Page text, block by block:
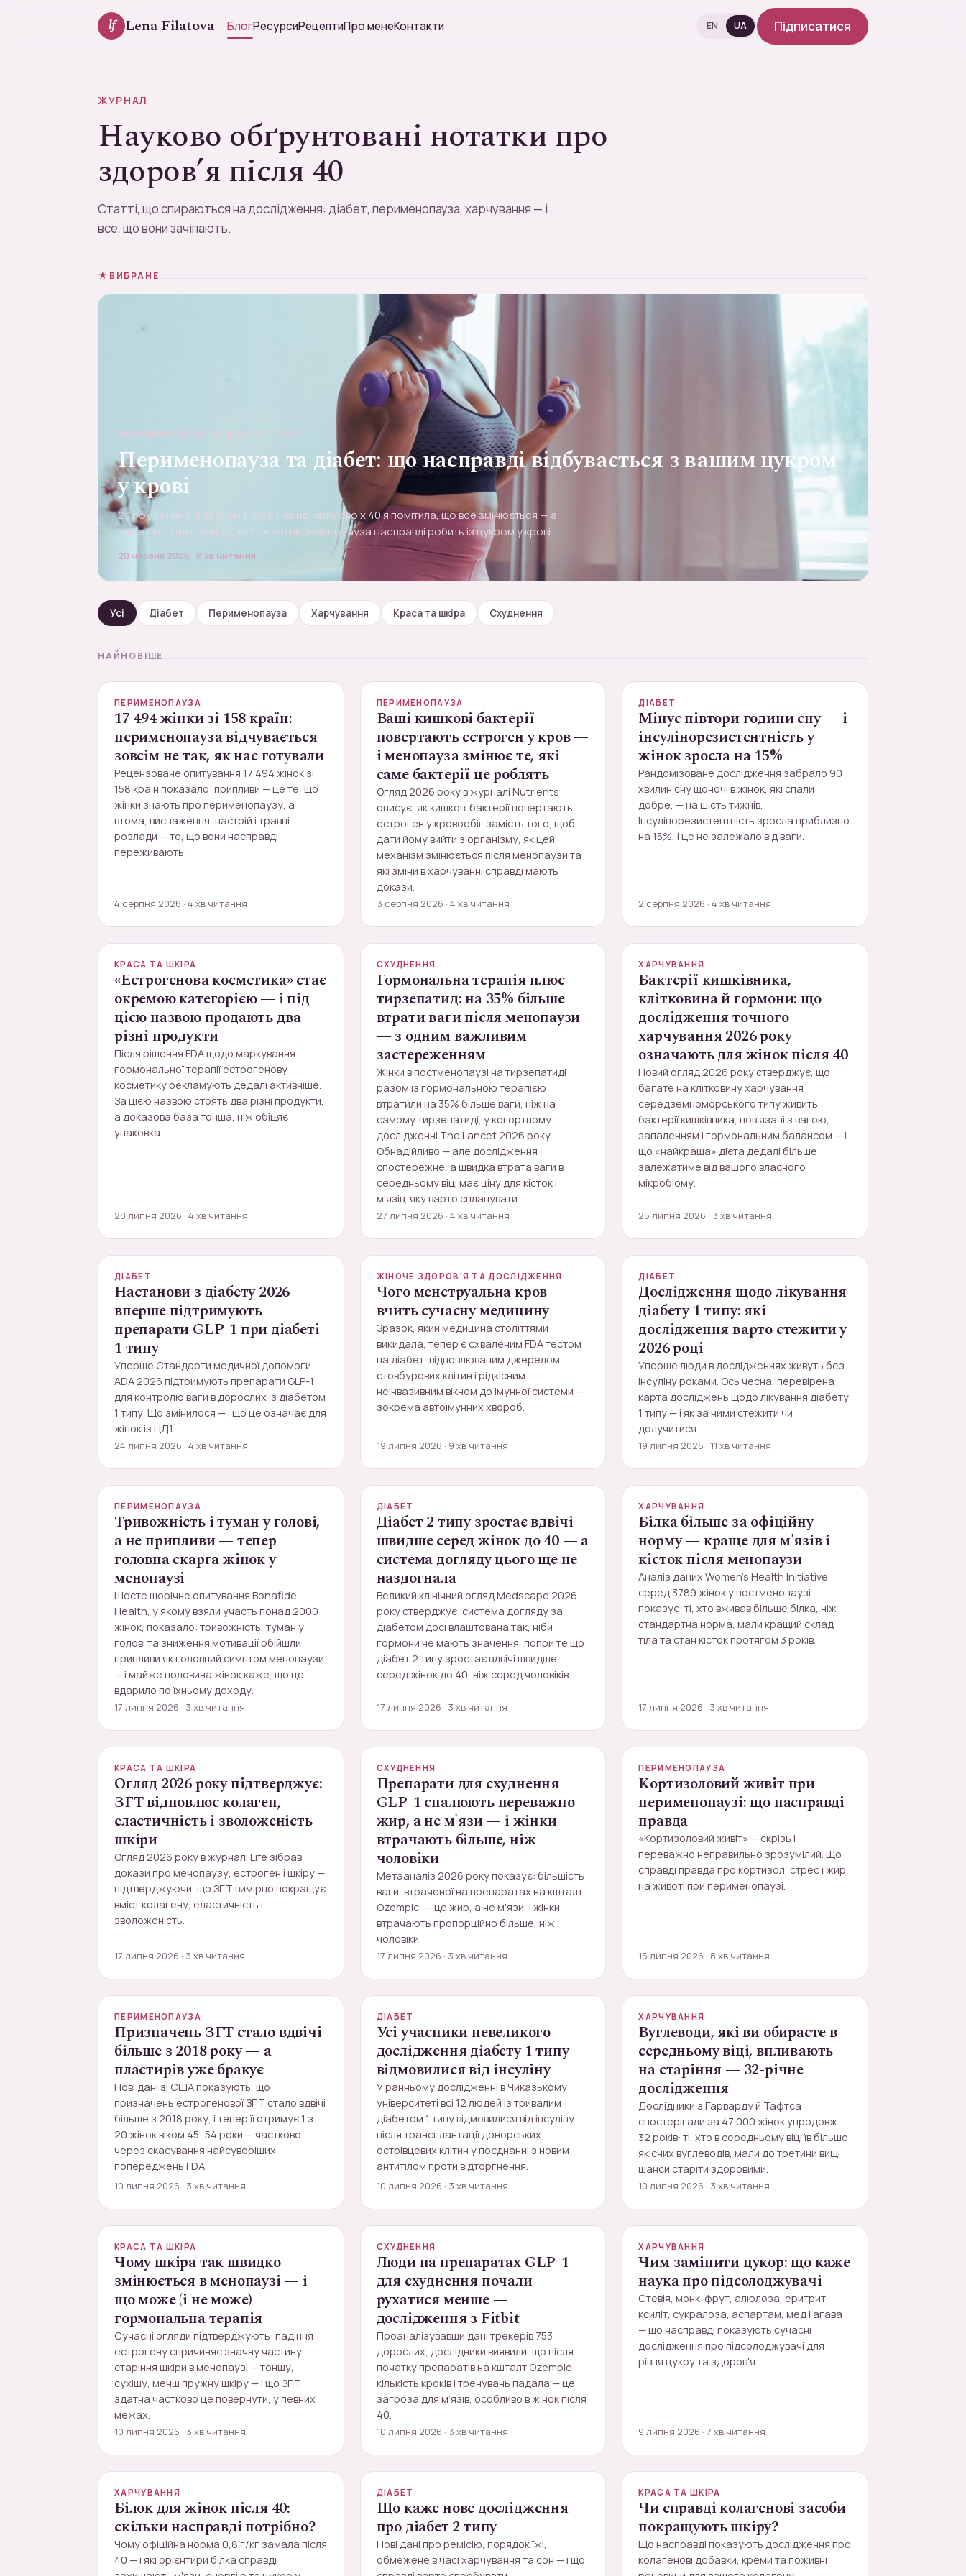
lf Lena Filatova БлогРесурсиРецептиПро менеКонтакти EN UA Підписатися
ЖУРНАЛ
Науково обґрунтовані нотатки про
здоров’я після 40
Статті, що спираються на дослідження: діабет, перименопауза, харчування — і
все, що вони зачіпають.
ВИБРАНЕ
ПЕРИМЕНОПАУЗА ТА ДІАБЕТ 1 ТИПУ
Перименопауза та діабет: що насправді відбувається з вашим цукром
у крові
23 роки живу з діабетом 1 типу, і на початку своїх 40 я помітила, що все змінюється — а
мене ніхто не попередив. Ось що перименопауза насправді робить із цукром у крові й
20 червня 2026 · 8 хв читання
Усі Діабет Перименопауза Харчування Краса та шкіра Схуднення
НАЙНОВІШЕ
ПЕРИМЕНОПАУЗА
17 494 жінки зі 158 країн:
перименопауза відчувається
зовсім не так, як нас готували
Рецензоване опитування 17 494 жінок зі
158 країн показало: припливи — це те, що
жінки знають про перименопаузу, а
втома, виснаження, настрій і травні
розлади — те, що вони насправді
переживають.
4 серпня 2026 · 4 хв читання
ПЕРИМЕНОПАУЗА
Ваші кишкові бактерії
повертають естроген у кров —
і менопауза змінює те, які
саме бактерії це роблять
Огляд 2026 року в журналі Nutrients
описує, як кишкові бактерії повертають
естроген у кровообіг замість того, щоб
дати йому вийти з організму, як цей
механізм змінюється після менопаузи та
які зміни в харчуванні справді мають
докази.
3 серпня 2026 · 4 хв читання
ДІАБЕТ
Мінус півтори години сну — і
інсулінорезистентність у
жінок зросла на 15%
Рандомізоване дослідження забрало 90
хвилин сну щоночі в жінок, які спали
добре, — на шість тижнів.
Інсулінорезистентність зросла приблизно
на 15%, і це не залежало від ваги.
2 серпня 2026 · 4 хв читання
КРАСА ТА ШКІРА
«Естрогенова косметика» стає
окремою категорією — і під
цією назвою продають два
різні продукти
Після рішення FDA щодо маркування
гормональної терапії естрогенову
косметику рекламують дедалі активніше.
За цією назвою стоять два різні продукти,
а доказова база тонша, ніж обіцяє
упаковка.
28 липня 2026 · 4 хв читання
СХУДНЕННЯ
Гормональна терапія плюс
тирзепатид: на 35% більше
втрати ваги після менопаузи
— з одним важливим
застереженням
Жінки в постменопаузі на тирзепатиді
разом із гормональною терапією
втратили на 35% більше ваги, ніж на
самому тирзепатиді, у когортному
дослідженні The Lancet 2026 року.
Обнадійливо — але дослідження
спостережне, а швидка втрата ваги в
середньому віці має ціну для кісток і
м'язів, яку варто спланувати.
27 липня 2026 · 4 хв читання
ХАРЧУВАННЯ
Бактерії кишківника,
клітковина й гормони: що
дослідження точного
харчування 2026 року
означають для жінок після 40
Новий огляд 2026 року стверджує, що
багате на клітковину харчування
середземноморського типу живить
бактерії кишківника, пов'язані з вагою,
запаленням і гормональним балансом — і
що «найкраща» дієта дедалі більше
залежатиме від вашого власного
мікробіому.
25 липня 2026 · 3 хв читання
ДІАБЕТ
Настанови з діабету 2026
вперше підтримують
препарати GLP-1 при діабеті
1 типу
Уперше Стандарти медичної допомоги
ADA 2026 підтримують препарати GLP-1
для контролю ваги в дорослих із діабетом
1 типу. Що змінилося — і що це означає для
жінок із ЦД1.
24 липня 2026 · 4 хв читання
ЖІНОЧЕ ЗДОРОВ'Я ТА ДОСЛІДЖЕННЯ
Чого менструальна кров
вчить сучасну медицину
Зразок, який медицина століттями
викидала, тепер є схваленим FDA тестом
на діабет, відновлюваним джерелом
стовбурових клітин і рідкісним
неінвазивним вікном до імунної системи —
зокрема автоімунних хвороб.
19 липня 2026 · 9 хв читання
ДІАБЕТ
Дослідження щодо лікування
діабету 1 типу: які
дослідження варто стежити у
2026 році
Уперше люди в дослідженнях живуть без
інсуліну роками. Ось чесна, перевірена
карта досліджень щодо лікування діабету
1 типу — і як за ними стежити чи
долучитися.
19 липня 2026 · 11 хв читання
ПЕРИМЕНОПАУЗА
Тривожність і туман у голові,
а не припливи — тепер
головна скарга жінок у
менопаузі
Шосте щорічне опитування Bonafide
Health, у якому взяли участь понад 2000
жінок, показало: тривожність, туман у
голові та зниження мотивації обійшли
припливи як головний симптом менопаузи
— і майже половина жінок каже, що це
вдарило по їхньому доходу.
17 липня 2026 · 3 хв читання
ДІАБЕТ
Діабет 2 типу зростає вдвічі
швидше серед жінок до 40 — а
система догляду цього ще не
наздогнала
Великий клінічний огляд Medscape 2026
року стверджує: система догляду за
діабетом досі влаштована так, ніби
гормони не мають значення, попри те що
діабет 2 типу зростає вдвічі швидше
серед жінок до 40, ніж серед чоловіків.
17 липня 2026 · 3 хв читання
ХАРЧУВАННЯ
Білка більше за офіційну
норму — краще для м'язів і
кісток після менопаузи
Аналіз даних Women's Health Initiative
серед 3789 жінок у постменопаузі
показує: ті, хто вживав більше білка, ніж
стандартна норма, мали кращий склад
тіла та стан кісток протягом 3 років.
17 липня 2026 · 3 хв читання
КРАСА ТА ШКІРА
Огляд 2026 року підтверджує:
ЗГТ відновлює колаген,
еластичність і зволоженість
шкіри
Огляд 2026 року в журналі Life зібрав
докази про менопаузу, естроген і шкіру —
підтверджуючи, що ЗГТ вимірно покращує
вміст колагену, еластичність і
зволоженість.
17 липня 2026 · 3 хв читання
СХУДНЕННЯ
Препарати для схуднення
GLP-1 спалюють переважно
жир, а не м'язи — і жінки
втрачають більше, ніж
чоловіки
Метааналіз 2026 року показує: більшість
ваги, втраченої на препаратах на кшталт
Ozempic, — це жир, а не м'язи, і жінки
втрачають пропорційно більше, ніж
чоловіки.
17 липня 2026 · 3 хв читання
ПЕРИМЕНОПАУЗА
Кортизоловий живіт при
перименопаузі: що насправді
правда
«Кортизоловий живіт» — скрізь і
переважно неправильно зрозумілий. Що
справді правда про кортизол, стрес і жир
на животі при перименопаузі.
15 липня 2026 · 8 хв читання
ПЕРИМЕНОПАУЗА
Призначень ЗГТ стало вдвічі
більше з 2018 року — а
пластирів уже бракує
Нові дані зі США показують, що
призначень естрогенової ЗГТ стало вдвічі
більше з 2018 року, і тепер її отримує 1 з
20 жінок віком 45–54 роки — частково
через скасування найсуворіших
попереджень FDA.
10 липня 2026 · 3 хв читання
ДІАБЕТ
Усі учасники невеликого
дослідження діабету 1 типу
відмовилися від інсуліну
У ранньому дослідженні в Чиказькому
університеті всі 12 людей із тривалим
діабетом 1 типу відмовилися від інсуліну
після трансплантації донорських
острівцевих клітин у поєднанні з новим
антитілом проти відторгнення.
10 липня 2026 · 3 хв читання
ХАРЧУВАННЯ
Вуглеводи, які ви обираєте в
середньому віці, впливають
на старіння — 32-річне
дослідження
Дослідники з Гарварду й Тафтса
спостерігали за 47 000 жінок упродовж
32 років: ті, хто в середньому віці їв більше
якісних вуглеводів, мали до третини вищі
шанси старіти здоровими.
10 липня 2026 · 3 хв читання
КРАСА ТА ШКІРА
Чому шкіра так швидко
змінюється в менопаузі — і
що може (і не може)
гормональна терапія
Сучасні огляди підтверджують: падіння
естрогену спричиняє значну частину
старіння шкіри в менопаузі — тоншу,
сухішу, менш пружну шкіру — і що ЗГТ
здатна частково це повернути, у певних
межах.
10 липня 2026 · 3 хв читання
СХУДНЕННЯ
Люди на препаратах GLP-1
для схуднення почали
рухатися менше —
дослідження з Fitbit
Проаналізувавши дані трекерів 753
дорослих, дослідники виявили, що після
початку препаратів на кшталт Ozempic
кількість кроків і тренувань падала — це
загроза для м’язів, особливо в жінок після
40.
10 липня 2026 · 3 хв читання
ХАРЧУВАННЯ
Чим замінити цукор: що каже
наука про підсолоджувачі
Стевія, монк-фрут, алюлоза, еритрит,
ксиліт, сукралоза, аспартам, мед і агава
— що насправді показують сучасні
дослідження про підсолоджувачі для
рівня цукру та здоров'я.
9 липня 2026 · 7 хв читання
ХАРЧУВАННЯ
Білок для жінок після 40:
скільки насправді потрібно?
Чому офіційна норма 0,8 г/кг замала після
40 — і які орієнтири білка справді
ДІАБЕТ
Що каже нове дослідження
про діабет 2 типу
Нові дані про ремісію, порядок їжі,
обмежене в часі харчування та сон — і що
КРАСА ТА ШКІРА
Чи справді колагенові засоби
покращують шкіру?
Що насправді показують дослідження про
колагенові добавки, креми та поживні